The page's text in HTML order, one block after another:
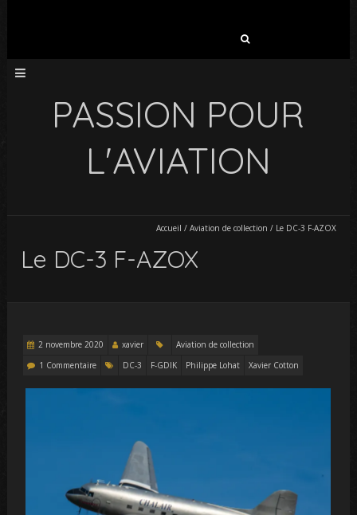
PASSION POUR
L'AVIATION
Accueil / Aviation de collection / Le DC-3 F-AZOX
Le DC-3 F-AZOX
2 novembre 2020 xavier
Aviation de collection
1 Commentaire
DC-3 F-GDIK Philippe Lohat Xavier Cotton